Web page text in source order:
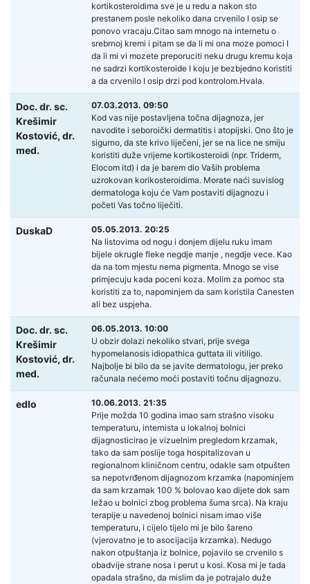
kortikosteroidima sve je u redu a nakon sto
prestanem posle nekoliko dana crvenilo I osip se
ponovo vracaju.Citao sam mnogo na internetu o
srebrnoj kremi i pitam se da li mi ona moze pomoci I
da li mi vi mozete preporuciti neku drugu kremu koja
ne sadrzi kortikosteroide I koju je bezbjedno koristiti
a da crvenilo I osip drzi pod kontrolom.Hvala.
Doc. dr. sc.
Krešimir
Kostović, dr.
med.
07.03.2013. 09:50
Kod vas nije postavljena točna dijagnoza, jer
navodite i seboroički dermatitis i atopijski. Ono što je
sigurno, da ste krivo liječeni, jer se na lice ne smiju
koristiti duže vrijeme kortikosteroidi (npr. Triderm,
Elocom itd) i da je barem dio Vaših problema
uzrokovan korikosteroidima. Morate naći suvislog
dermatologa koju će Vam postaviti dijagnozu i
početi Vas točno liječiti.
DuskaD
05.05.2013. 20:25
Na listovima od nogu i donjem dijelu ruku imam
bijele okrugle fleke negdje manje , negdje vece. Kao
da na tom mjestu nema pigmenta. Mnogo se vise
primjecuju kada poceni koza. Molim za pomoc sta
koristiti za to, napominjem da sam koristila Canesten
ali bez uspjeha.
Doc. dr. sc.
Krešimir
Kostović, dr.
med.
06.05.2013. 10:00
U obzir dolazi nekoliko stvari, prije svega
hypomelanosis idiopathica guttata ili vitiligo.
Najbolje bi bilo da se javite dermatologu, jer preko
računala nećemo moći postaviti točnu dijagnozu.
edlo
10.06.2013. 21:35
Prije možda 10 godina imao sam strašno visoku
temperaturu, internista u lokalnoj bolnici
dijagnosticirao je vizuelnim pregledom krzamak,
tako da sam poslije toga hospitalizovan u
regionalnom kliničnom centru, odakle sam otpušten
sa nepotvrđenom dijagnozom krzamka (napominjem
da sam krzamak 100 % bolovao kao dijete dok sam
ležao u bolnici zbog problema šuma srca). Na kraju
terapije u navedenoj bolnici nisam imao više
temperaturu, i cijelo tijelo mi je bilo šareno
(vjerovatno je to asocijacija krzamka). Nedugo
nakon otpuštanja iz bolnice, pojavilo se crvenilo s
obadvije strane nosa i perut u kosi. Kosa mi je tada
opadala strašno, da mislim da je potrajalo duže